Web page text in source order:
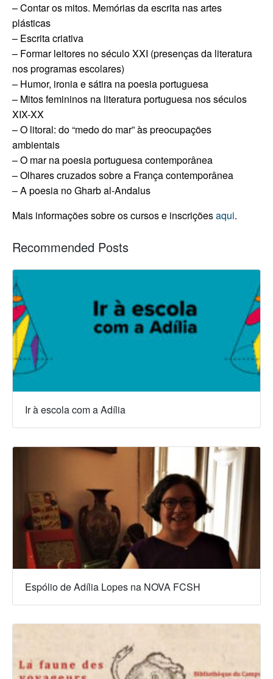
– Contar os mitos. Memórias da escrita nas artes
plásticas
– Escrita criativa
– Formar leitores no século XXI (presenças da literatura
nos programas escolares)
– Humor, ironia e sátira na poesia portuguesa
– Mitos femininos na literatura portuguesa nos séculos
XIX-XX
– O litoral: do “medo do mar” às preocupações
ambientais
– O mar na poesia portuguesa contemporânea
– Olhares cruzados sobre a França contemporânea
– A poesia no Gharb al-Andalus
Mais informações sobre os cursos e inscriçõesaqui.
Recommended Posts
Ir à escola com a Adília
Espólio de Adília Lopes na NOVA FCSH